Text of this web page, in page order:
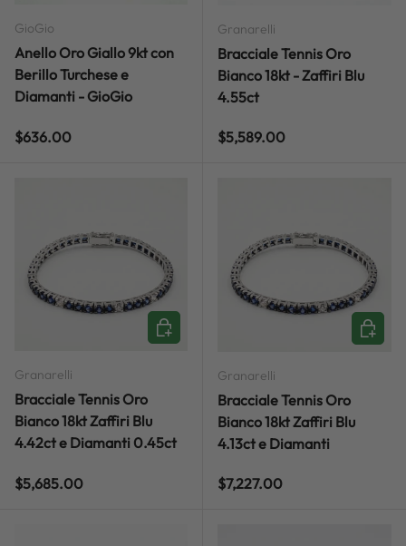
GioGio
Anello Oro Giallo 9kt con
Berillo Turchese e
Diamanti - GioGio
Regular price
$636.00
Granarelli
Bracciale Tennis Oro
Bianco 18kt - Zaffiri Blu
4.55ct
Regular price
$5,589.00
Granarelli
Bracciale Tennis Oro
Bianco 18kt Zaffiri Blu
4.42ct e Diamanti 0.45ct
Regular price
$5,685.00
ADD TO CART
Granarelli
Bracciale Tennis Oro
Bianco 18kt Zaffiri Blu
4.13ct e Diamanti
Regular price
$7,227.00
ADD